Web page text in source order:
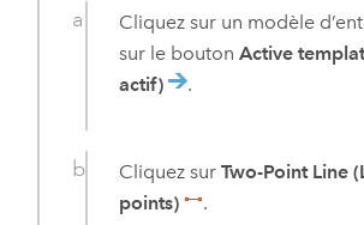
Cliquez sur un modèle
sur le boutonActive
actif)
.
Cliquez surTwo-Point Line
points)
.